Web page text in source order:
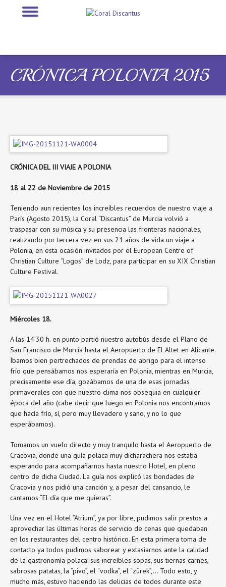
CRÓNICA POLONIA 2015
CRÓNICA DEL III VIAJE A POLONIA
18 al 22 de Noviembre de 2015
Teniendo aun recientes los increíbles recuerdos de nuestro viaje a
París (Agosto 2015), la Coral “Discantus” de Murcia volvió a
traspasar con su música y su presencia las fronteras nacionales,
realizando por tercera vez en sus 21 años de vida un viaje a
Polonia, en esta ocasión invitados por el European Centre of
Christian Culture “Logos” de Lodz, para participar en su XIX Christian
Culture Festival.
Miércoles 18.
A las 14’30 h. en punto partió nuestro autobús desde el Plano de
San Francisco de Murcia hasta el Aeropuerto de El Altet en Alicante.
Íbamos bien pertrechados de prendas de abrigo para el intenso
frío que pensábamos nos esperaría en Polonia, mientras en Murcia,
precisamente ese día, gozábamos de una de esas jornadas
primaverales con que nuestro clima nos obsequia en cualquier
época del año (cabe decir que luego en Polonia nos encontramos
que hacía frío, sí, pero muy llevadero y sano, y no lo que
esperábamos).
Tomamos un vuelo directo y muy tranquilo hasta el Aeropuerto de
Cracovia, donde una guía polaca muy dicharachera nos estaba
esperando para acompañarnos hasta nuestro Hotel, en pleno
centro de dicha Ciudad. La guía nos explicó las bondades de
Cracovia y nos pidió una canción y, a pesar del cansancio, le
cantamos “El día que me quieras”.
Una vez en el Hotel “Atrium”, ya por libre, pudimos salir prestos a
aprovechar las últimas horas de servicio de cenas que quedaban
en los restaurantes del centro histórico. En esta primera toma de
contacto ya todos pudimos saborear y extasiarnos ante la calidad
de la gastronomía polaca: sus increíbles sopas, sus tiernas carnes,
sabrosas patatas, la “pivo”, el “vodka”, el “zürek”,… Todo esto, y
mucho más, estuvo haciendo las delicias de todos durante este